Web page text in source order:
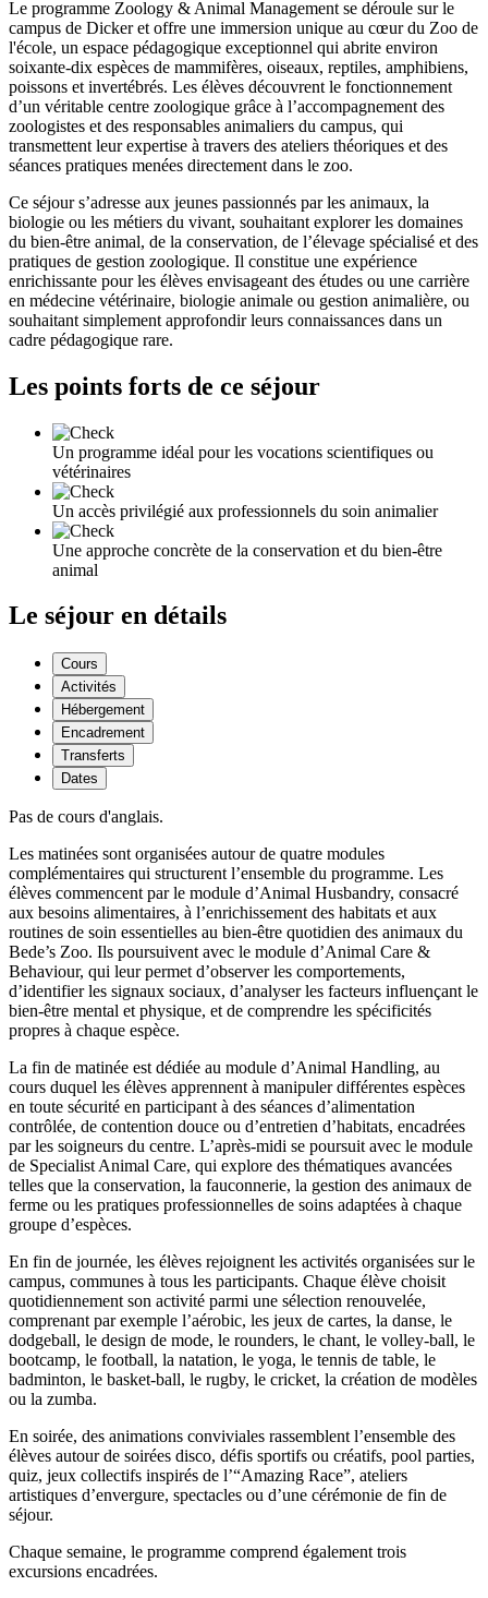
Le programme Zoology & Animal Management se déroule sur le
campus de Dicker et offre une immersion unique au cœur du Zoo de
l'école, un espace pédagogique exceptionnel qui abrite environ
soixante-dix espèces de mammifères, oiseaux, reptiles, amphibiens,
poissons et invertébrés. Les élèves découvrent le fonctionnement
d’un véritable centre zoologique grâce à l’accompagnement des
zoologistes et des responsables animaliers du campus, qui
transmettent leur expertise à travers des ateliers théoriques et des
séances pratiques menées directement dans le zoo.
Ce séjour s’adresse aux jeunes passionnés par les animaux, la
biologie ou les métiers du vivant, souhaitant explorer les domaines
du bien-être animal, de la conservation, de l’élevage spécialisé et des
pratiques de gestion zoologique. Il constitue une expérience
enrichissante pour les élèves envisageant des études ou une carrière
en médecine vétérinaire, biologie animale ou gestion animalière, ou
souhaitant simplement approfondir leurs connaissances dans un
cadre pédagogique rare.
Les points forts de ce séjour
Un programme idéal pour les vocations scientifiques ou
vétérinaires
Un accès privilégié aux professionnels du soin animalier
Une approche concrète de la conservation et du bien-être
animal
Le séjour en détails
Cours
Activités
Hébergement
Encadrement
Transferts
Dates
Pas de cours d'anglais.
Les matinées sont organisées autour de quatre modules
complémentaires qui structurent l’ensemble du programme. Les
élèves commencent par le module d’Animal Husbandry, consacré
aux besoins alimentaires, à l’enrichissement des habitats et aux
routines de soin essentielles au bien-être quotidien des animaux du
Bede’s Zoo. Ils poursuivent avec le module d’Animal Care &
Behaviour, qui leur permet d’observer les comportements,
d’identifier les signaux sociaux, d’analyser les facteurs influençant le
bien-être mental et physique, et de comprendre les spécificités
propres à chaque espèce.
La fin de matinée est dédiée au module d’Animal Handling, au
cours duquel les élèves apprennent à manipuler différentes espèces
en toute sécurité en participant à des séances d’alimentation
contrôlée, de contention douce ou d’entretien d’habitats, encadrées
par les soigneurs du centre. L’après-midi se poursuit avec le module
de Specialist Animal Care, qui explore des thématiques avancées
telles que la conservation, la fauconnerie, la gestion des animaux de
ferme ou les pratiques professionnelles de soins adaptées à chaque
groupe d’espèces.
En fin de journée, les élèves rejoignent les activités organisées sur le
campus, communes à tous les participants. Chaque élève choisit
quotidiennement son activité parmi une sélection renouvelée,
comprenant par exemple l’aérobic, les jeux de cartes, la danse, le
dodgeball, le design de mode, le rounders, le chant, le volley-ball, le
bootcamp, le football, la natation, le yoga, le tennis de table, le
badminton, le basket-ball, le rugby, le cricket, la création de modèles
ou la zumba.
En soirée, des animations conviviales rassemblent l’ensemble des
élèves autour de soirées disco, défis sportifs ou créatifs, pool parties,
quiz, jeux collectifs inspirés de l’“Amazing Race”, ateliers
artistiques d’envergure, spectacles ou d’une cérémonie de fin de
séjour.
Chaque semaine, le programme comprend également trois
excursions encadrées.